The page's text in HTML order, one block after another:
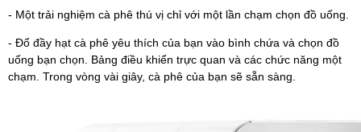
- Một trải nghiệm cà phê thú vị chỉ với một lần chạm chọn đồ uống.
- Đổ đầy hạt cà phê yêu thích của bạn vào bình chứa và chọn đồ
uống bạn chọn. Bảng điều khiển trực quan và các chức năng một
chạm. Trong vòng vài giây, cà phê của bạn sẽ sẵn sàng.